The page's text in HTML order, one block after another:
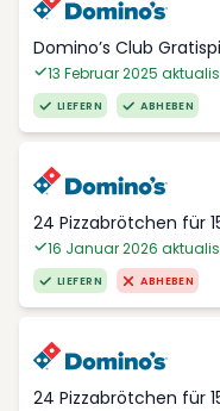
Domino’s Club
13 Februar 2025
LIEFERN ABHEBEN
24 Pizzabrötchen für
16 Januar 2026
LIEFERN ABHEBEN
24 Pizzabrötchen für